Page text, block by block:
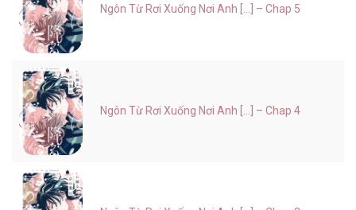
Ngôn Từ Rơi Xuống Nơi Anh [...] – Chap 5
Ngôn Từ Rơi Xuống Nơi Anh [...] – Chap 4